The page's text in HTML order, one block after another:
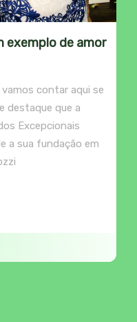
exemplo de amor
contar aqui se
destaque que a
Excepcionais
a sua fundação em